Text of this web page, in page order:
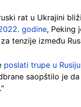
rat u Ukrajini
godine, Peking
tenzije između
poslati trupe u Rusiju
saopštilo je